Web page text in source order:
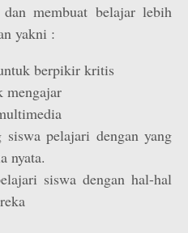
membuat belajar lebih
yakni :
berpikir kritis
mengajar
siswa pelajari dengan yang
nyata.
siswa dengan hal-hal